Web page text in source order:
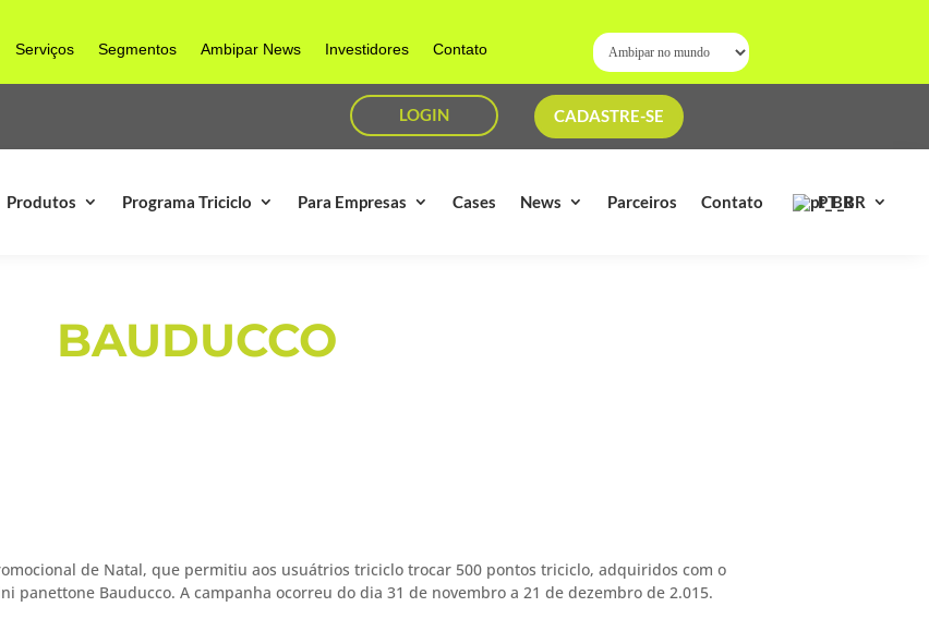
Serviços Segmentos Ambipar News Investidores Contato
LOGIN CADASTRE-SE
Produtos Programa Triciclo Para Empresas Cases News Parceiros Contato PT_BR
BAUDUCCO
de Natal, que permitiu aos usuátrios triciclo trocar 500 pontos triciclo, adquiridos com o
panettone Bauducco. A campanha ocorreu do dia 31 de novembro a 21 de dezembro de 2.015.